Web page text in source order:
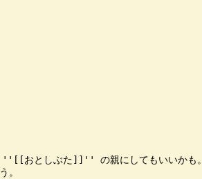
''[[おとしぶた]]'' の親にしてもいいかも。
。